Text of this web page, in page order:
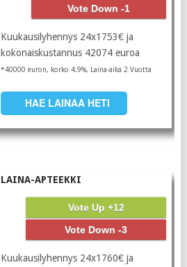
Vote Down -1
Kuukausilyhennys 24x1753€ ja
kokonaiskustannus 42074 euroa
*40000 euron, korko 4.9%, Laina-aika 2 Vuotta
HAE LAINAA HETI
LAINA-APTEEKKI
Vote Up +12
Vote Down -3
Kuukausilyhennys 24x1760€ ja